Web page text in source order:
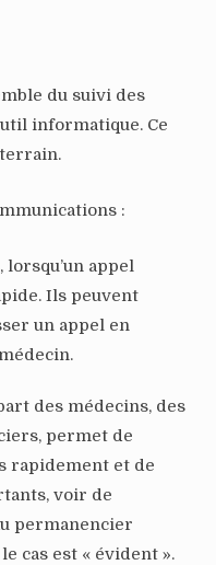
du suivi des
informatique. Ce
terrain.
:
appel
Ils peuvent
un appel en
des médecins, des
permet de
rapidement et de
voir de
permanencier
cas est « évident ».